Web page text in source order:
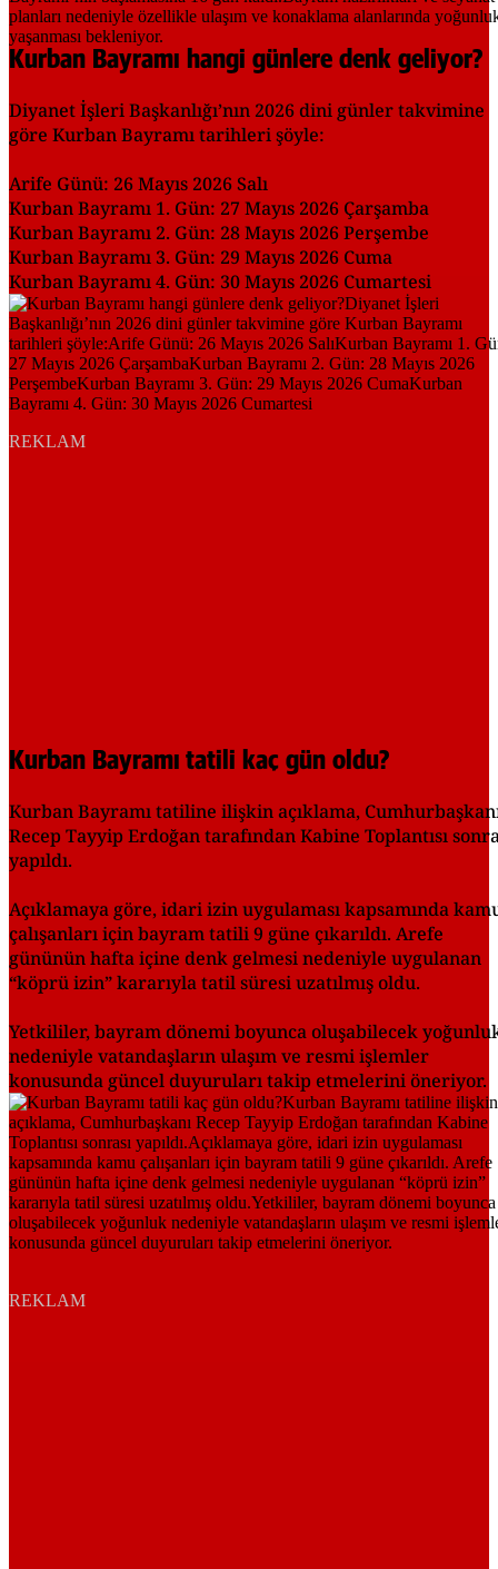
Kurban Bayramı hangi günlere denk geliyor?
Diyanet İşleri Başkanlığı’nın 2026 dini günler takvimine
göre Kurban Bayramı tarihleri şöyle:
Arife Günü: 26 Mayıs 2026 Salı
Kurban Bayramı 1. Gün: 27 Mayıs 2026 Çarşamba
Kurban Bayramı 2. Gün: 28 Mayıs 2026 Perşembe
Kurban Bayramı 3. Gün: 29 Mayıs 2026 Cuma
Kurban Bayramı 4. Gün: 30 Mayıs 2026 Cumartesi
REKLAM
Kurban Bayramı tatili kaç gün oldu?
Kurban Bayramı tatiline ilişkin açıklama,
Recep Tayyip Erdoğan tarafından Kabine Toplantısı
yapıldı.
Açıklamaya göre, idari izin uygulaması kapsamında
çalışanları için bayram tatili 9 güne çıkarıldı. Arefe
gününün hafta içine denk gelmesi nedeniyle uygulanan
“köprü izin” kararıyla tatil süresi uzatılmış oldu.
Yetkililer, bayram dönemi boyunca oluşabilecek
nedeniyle vatandaşların ulaşım ve resmi işlemler
konusunda güncel duyuruları takip etmelerini öneriyor.
REKLAM